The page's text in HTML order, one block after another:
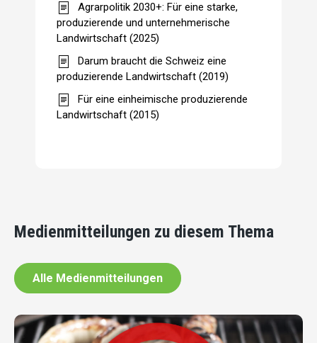
Agrarpolitik 2030+: Für eine starke,
produzierende und unternehmerische
Landwirtschaft (2025)
Darum braucht die Schweiz eine
produzierende Landwirtschaft (2019)
Für eine einheimische produzierende
Landwirtschaft (2015)
Medienmitteilungen zu diesem Thema
Alle Medienmitteilungen